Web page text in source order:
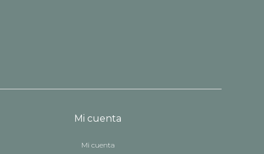
Mi cuenta
Mi cuenta